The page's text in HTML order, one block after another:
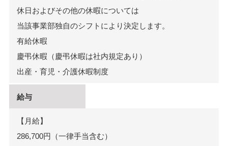
休日およびその他の休暇については
当該事業部独自のシフトにより決定します。
有給休暇
慶弔休暇（慶弔休暇は社内規定あり）
出産・育児・介護休暇制度
給与
【月給】
286,700円（一律手当含む）